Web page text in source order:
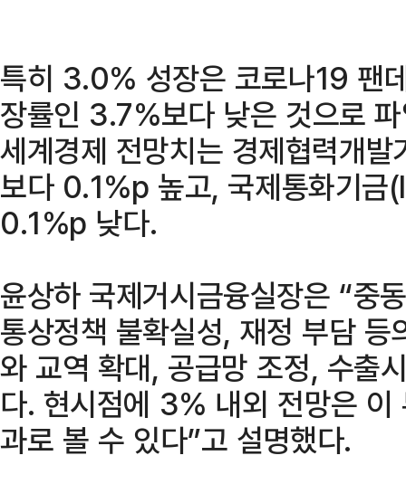
특히 3.0% 성장은 코로나19 팬
장률인 3.7%보다 낮은 것으로
세계경제 전망치는 경제협력개
보다 0.1%p 높고, 국제통화기
0.1%p 낮다.
윤상하 국제거시금융실장은 “중
통상정책 불확실성, 재정 부담
와 교역 확대, 공급망 조정, 수출
다. 현시점에 3% 내외 전망은
과로 볼 수 있다”고 설명했다.